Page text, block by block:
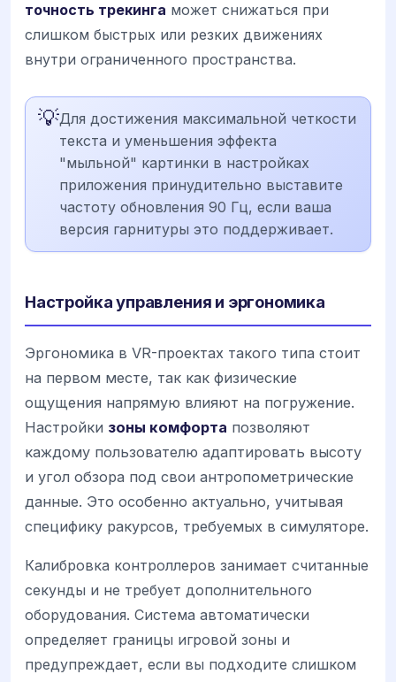
точность трекинга может снижаться при
слишком быстрых или резких движениях
внутри ограниченного пространства.
💡Для достижения максимальной четкости
текста и уменьшения эффекта
"мыльной" картинки в настройках
приложения принудительно выставите
частоту обновления 90 Гц, если ваша
версия гарнитуры это поддерживает.
Настройка управления и эргономика
Эргономика в VR-проектах такого типа стоит
на первом месте, так как физические
ощущения напрямую влияют на погружение.
Настройки зоны комфорта позволяют
каждому пользователю адаптировать высоту
и угол обзора под свои антропометрические
данные. Это особенно актуально, учитывая
специфику ракурсов, требуемых в симуляторе.
Калибровка контроллеров занимает считанные
секунды и не требует дополнительного
оборудования. Система автоматически
определяет границы игровой зоны и
предупреждает, если вы подходите слишком